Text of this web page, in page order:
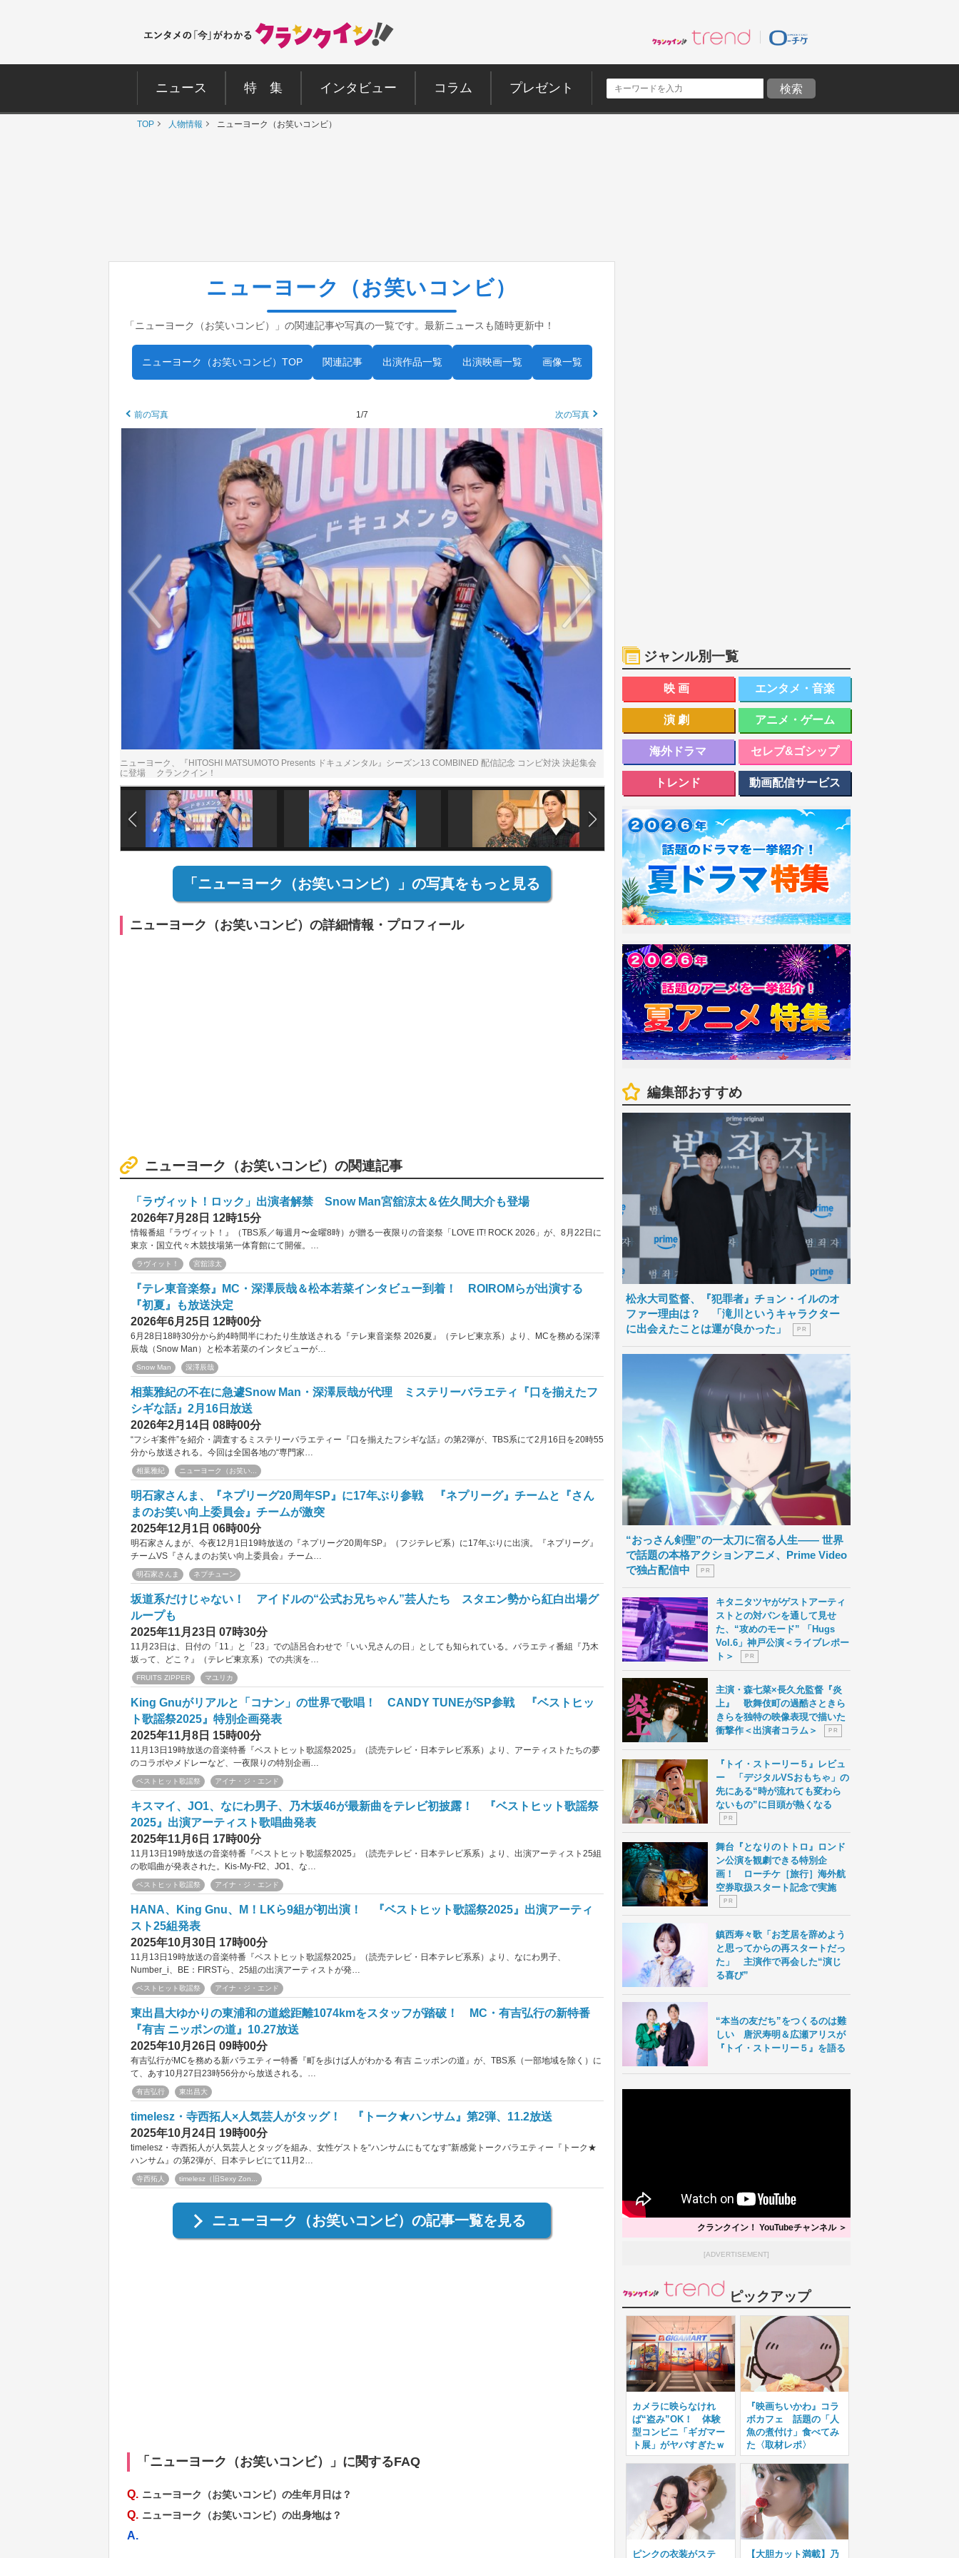
ニュース 特 集 インタビュー コラム プレゼント
TOP 人物情報 ニューヨーク（お笑いコンビ）
ニューヨーク（お笑いコンビ）
「ニューヨーク（お笑いコンビ）」の関連記事や写真の一覧です。最新ニュースも随時更新中！
ニューヨーク（お笑いコンビ）TOP 関連記事 出演作品一覧 出演映画一覧 画像一覧
前の写真 1/7 次の写真
ニューヨーク、『HITOSHI MATSUMOTO Presents ドキュメンタル』シーズン13 COMBINED 配信記念 コンビ対決 決起集会
に登場 クランクイン！
「ニューヨーク（お笑いコンビ）」の写真をもっと見る
ニューヨーク（お笑いコンビ）の詳細情報・プロフィール
ニューヨーク（お笑いコンビ）の関連記事
「ラヴィット！ロック」出演者解禁 Snow Man宮舘涼太＆佐久間大介も登場
2026年7月28日 12時15分
情報番組『ラヴィット！』（TBS系／毎週月〜金曜8時）が贈る一夜限りの音楽祭「LOVE IT! ROCK 2026」が、8月22日に
東京・国立代々木競技場第一体育館にて開催。…
ラヴィット！ 宮舘涼太
『テレ東音楽祭』MC・深澤辰哉＆松本若菜インタビュー到着！ ROIROMらが出演する
『初夏』も放送決定
2026年6月25日 12時00分
6月28日18時30分から約4時間半にわたり生放送される『テレ東音楽祭 2026夏』（テレビ東京系）より、MCを務める深澤
辰哉（Snow Man）と松本若菜のインタビューが…
Snow Man 深澤辰哉
相葉雅紀の不在に急遽Snow Man・深澤辰哉が代理 ミステリーバラエティ『口を揃えたフ
シギな話』2月16日放送
2026年2月14日 08時00分
“フシギ案件”を紹介・調査するミステリーバラエティー『口を揃えたフシギな話』の第2弾が、TBS系にて2月16日を20時55
分から放送される。今回は全国各地の“専門家…
相葉雅紀 ニューヨーク（お笑い...
明石家さんま、『ネプリーグ20周年SP』に17年ぶり参戦 『ネプリーグ』チームと『さん
まのお笑い向上委員会』チームが激突
2025年12月1日 06時00分
明石家さんまが、今夜12月1日19時放送の『ネプリーグ20周年SP』（フジテレビ系）に17年ぶりに出演。『ネプリーグ』
チームVS『さんまのお笑い向上委員会』チーム…
明石家さんま ネプチューン
坂道系だけじゃない！ アイドルの“公式お兄ちゃん”芸人たち スタエン勢から紅白出場グ
ループも
2025年11月23日 07時30分
11月23日は、日付の「11」と「23」での語呂合わせで「いい兄さんの日」としても知られている。バラエティ番組『乃木
坂って、どこ？』（テレビ東京系）での共演を…
FRUITS ZIPPER マユリカ
King Gnuがリアルと「コナン」の世界で歌唱！ CANDY TUNEがSP参戦 『ベストヒッ
ト歌謡祭2025』特別企画発表
2025年11月8日 15時00分
11月13日19時放送の音楽特番『ベストヒット歌謡祭2025』（読売テレビ・日本テレビ系系）より、アーティストたちの夢
のコラボやメドレーなど、一夜限りの特別企画…
ベストヒット歌謡祭 アイナ・ジ・エンド
キスマイ、JO1、なにわ男子、乃木坂46が最新曲をテレビ初披露！ 『ベストヒット歌謡祭
2025』出演アーティスト歌唱曲発表
2025年11月6日 17時00分
11月13日19時放送の音楽特番『ベストヒット歌謡祭2025』（読売テレビ・日本テレビ系系）より、出演アーティスト25組
の歌唱曲が発表された。Kis‐My‐Ft2、JO1、な…
ベストヒット歌謡祭 アイナ・ジ・エンド
HANA、King Gnu、M！LKら9組が初出演！ 『ベストヒット歌謡祭2025』出演アーティ
スト25組発表
2025年10月30日 17時00分
11月13日19時放送の音楽特番『ベストヒット歌謡祭2025』（読売テレビ・日本テレビ系系）より、なにわ男子、
Number_i、BE：FIRSTら、25組の出演アーティストが発…
ベストヒット歌謡祭 アイナ・ジ・エンド
東出昌大ゆかりの東浦和の道総距離1074kmをスタッフが踏破！ MC・有吉弘行の新特番
『有吉 ニッポンの道』10.27放送
2025年10月26日 09時00分
有吉弘行がMCを務める新バラエティー特番『町を歩けば人がわかる 有吉 ニッポンの道』が、TBS系（一部地域を除く）に
て、あす10月27日23時56分から放送される。…
有吉弘行 東出昌大
timelesz・寺西拓人×人気芸人がタッグ！ 『トーク★ハンサム』第2弾、11.2放送
2025年10月24日 19時00分
timelesz・寺西拓人が人気芸人とタッグを組み、女性ゲストを“ハンサムにもてなす”新感覚トークバラエティー『トーク★
ハンサム』の第2弾が、日本テレビにて11月2…
寺西拓人 timelesz（旧Sexy Zon...
ニューヨーク（お笑いコンビ）の記事一覧を見る
「ニューヨーク（お笑いコンビ）」に関するFAQ
Q. ニューヨーク（お笑いコンビ）の生年月日は？
Q. ニューヨーク（お笑いコンビ）の出身地は？
A.
ジャンル別一覧
映画 エンタメ・音楽
演劇 アニメ・ゲーム
海外ドラマ セレブ&ゴシップ
トレンド 動画配信サービス
編集部おすすめ
松永大司監督、『犯罪者』チョン・イルのオ
ファー理由は？ 「滝川というキャラクター
に出会えたことは運が良かった」
P R
“おっさん剣聖”の一太刀に宿る人生―― 世界
で話題の本格アクションアニメ、Prime Video
で独占配信中
P R
キタニタツヤがゲストアーティ
ストとの対バンを通して見せ
た、“攻めのモード” 「Hugs
Vol.6」神戸公演＜ライブレポー
ト＞
P R
主演・森七菜×長久允監督『炎
上』 歌舞伎町の過酷さときら
きらを独特の映像表現で描いた
衝撃作＜出演者コラム＞
P R
『トイ・ストーリー５』レビュ
ー 「デジタルVSおもちゃ」の
先にある“時が流れても変わら
ないもの”に目頭が熱くなる
P R
舞台『となりのトトロ』ロンド
ン公演を観劇できる特別企
画！ ローチケ［旅行］海外航
空券取扱スタート記念で実施
P R
鎮西寿々歌「お芝居を辞めよう
と思ってからの再スタートだっ
た」 主演作で再会した“演じ
る喜び”
“本当の友だち”をつくるのは難
しい 唐沢寿明＆広瀬アリスが
『トイ・ストーリー５』を語る
クランクイン！ YouTubeチャンネル ＞
[ADVERTISEMENT]
ピックアップ
カメラに映らなけれ
ば“盗み”OK！ 体験
型コンビニ「ギガマー
ト展」がヤバすぎたｗ
『映画ちいかわ』コラ
ボカフェ 話題の「人
魚の煮付け」食べてみ
た〈取材レポ〉
ピンクの衣装がステ 【大胆カット満載】乃